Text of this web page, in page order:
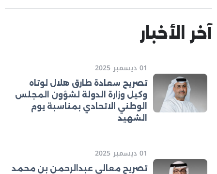
آخر الأخبار
01 ديسمبر 2025
تصريح سعادة طارق هلال لوتاه
وكيل وزارة الدولة لشؤون المجلس
الوطني الاتحادي بمناسبة يوم
الشهيد
01 ديسمبر 2025
تصريح معالي عبدالرحمن بن محمد